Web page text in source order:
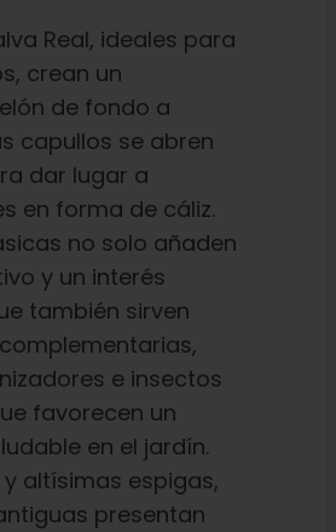
la genética caribeña
con
Real, ideales para
crean un
de fondo a
capullos se abren
dar lugar a
en forma de cáliz.
no solo añaden
y un interés
también sirven
e insectos
favorecen un
en el jardín.
altísimas espigas,
presentan